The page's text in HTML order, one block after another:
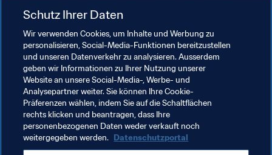
Stadt als Spielort des wichtigsten FIFA-Turniers im
Frauenfussball ausgewählt wurde. Lyon hat mit seinen
Cafés und Restaurants in der Altstadt Vieux Lyon und
den fantastischen Ausblicken vom Fourvière-Hügel für
jeden etwas zu bieten – nicht zuletzt Fussball der
Spitzenklasse mit absoluten Weltstars.
Verwandte Themen
FIFA Frauen-Weltmeisterschaft Frankreich 2019
Schutz Ihrer Daten
Wir verwenden Cookies, um Inhalte und Werbung zu
personalisieren, Social-Media-Funktionen bereitzustellen
und unseren Datenverkehr zu analysieren. Ausserdem
geben wir Informationen zu Ihrer Nutzung unserer
Website an unsere Social-Media-, Werbe- und
Analysepartner weiter. Sie können Ihre Cookie-
Präferenzen wählen, indem Sie auf die Schaltflächen
rechts klicken und beantragen, dass Ihre
personenbezogenen Daten weder verkauft noch
weitergegeben werden. Datenschutzportal